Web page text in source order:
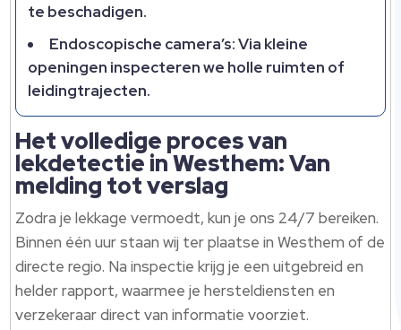
te beschadigen.​
Endoscopische camera’s: Via kleine
openingen inspecteren we holle ruimten of
leidingtrajecten.​
Het volledige proces van
lekdetectie in Westhem: Van
melding tot verslag
Zodra je lekkage vermoedt, kun je ons 24/7 bereiken.​
Binnen één uur staan wij ter plaatse in Westhem of de
directe regio.​ Na inspectie krijg je een uitgebreid en
helder rapport, waarmee je hersteldiensten en
verzekeraar direct van informatie voorziet.​